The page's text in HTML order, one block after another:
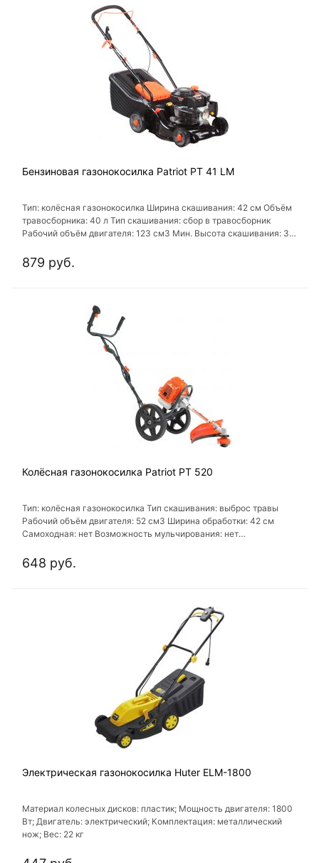
Бензиновая газонокосилка Patriot PT 41 LM
Тип: колёсная газонокосилка Ширина скашивания: 42 см Объём
травосборника: 40 л Тип скашивания: сбор в травосборник
Рабочий объём двигателя: 123 см3 Мин. Высота скашивания: 30
879 руб.
Колёсная газонокосилка Patriot PT 520
Тип: колёсная газонокосилка Тип скашивания: выброс травы
Рабочий объём двигателя: 52 см3 Ширина обработки: 42 см
Самоходная: нет Возможность мульчирования: нет
648 руб.
Электрическая газонокосилка Huter ELM-1800
Материал колесных дисков: пластик; Мощность двигателя: 1800
Вт; Двигатель: электрический; Комплектация: металлический
нож; Вес: 22 кг